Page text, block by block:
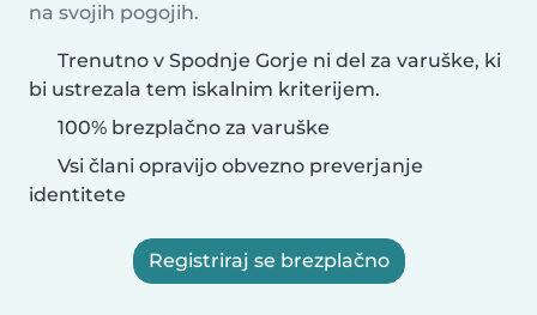
na svojih pogojih.
Trenutno v Spodnje Gorje ni del za varuške, ki
bi ustrezala tem iskalnim kriterijem.
100% brezplačno za varuške
Vsi člani opravijo obvezno preverjanje
identitete
Registriraj se brezplačno